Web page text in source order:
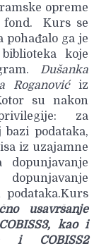
opreme
fond. Kurs se
pohađalo ga je
koje
Dušanka
Roganovićiz
su nakon
za
podataka,
iz uzajamne
usavršanje
kao i
i COBISS2